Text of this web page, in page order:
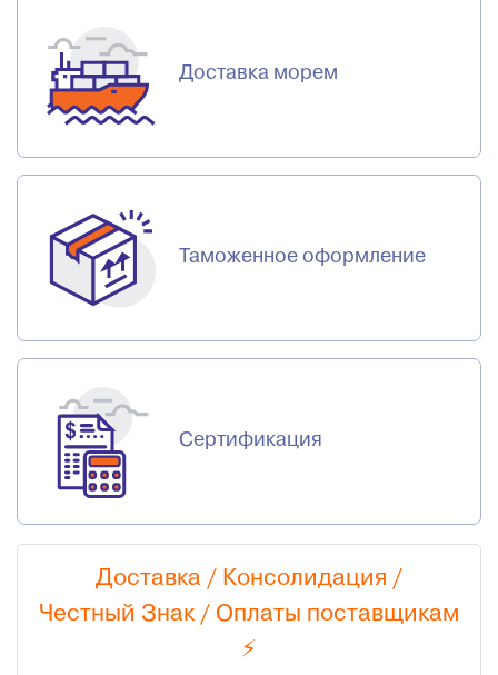
Доставка морем
Таможенное оформление
Сертификация
Доставка / Консолидация /
Честный Знак / Оплаты поставщикам
⚡